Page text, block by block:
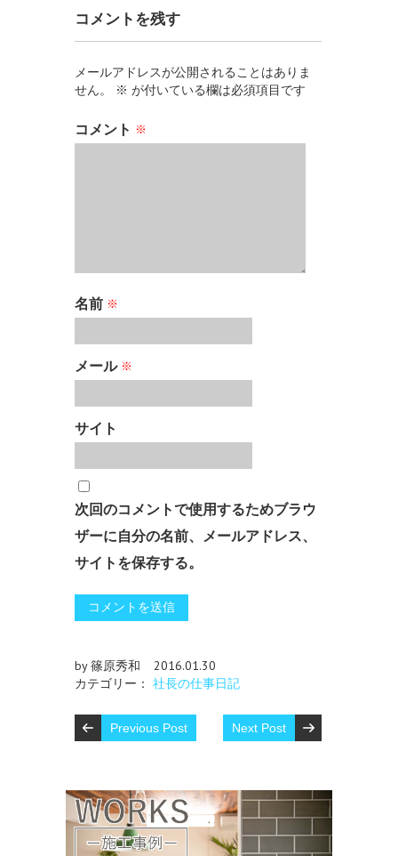
コメントを残す
メールアドレスが公開されることはありま
せん。
※ が付いている欄は必須項目です
コメント ※
名前 ※
メール ※
サイト
次回のコメントで使用するためブラウ
ザーに自分の名前、メールアドレス、
サイトを保存する。
by 篠原秀和
2016.01.30
カテゴリー： 社長の仕事日記
Previous Post Next Post